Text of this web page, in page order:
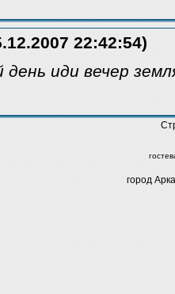
22:42:54)
иди вечер
город